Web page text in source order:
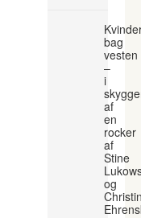
bag
vesten
–
i
af
en
rocker
af
Stine
og